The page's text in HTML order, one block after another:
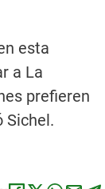
esta
a La
prefieren
Sichel.